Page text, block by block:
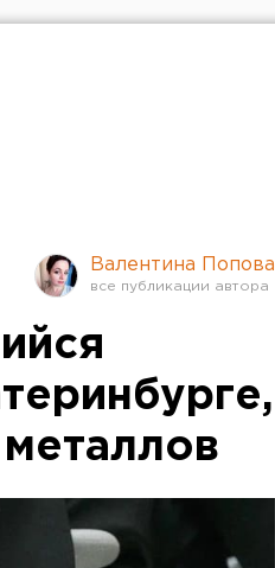
Валентина Попова